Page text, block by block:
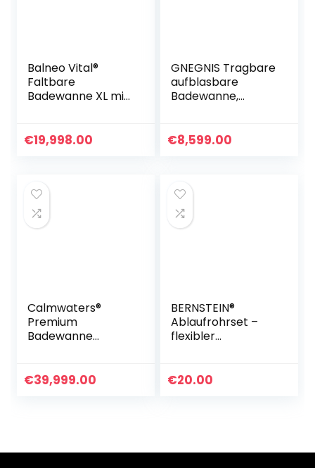
Balneo Vital®
Faltbare
Badewanne XL mit
für Erwachsene &
Badezimmer | Ihre
tragbare
klappbare
€19,998.00
GNEGNIS Tragbare
aufblasbare
Badewanne,
Sauna-Dampf-
BADEKURORT groß
– 29,5 Zoll-Blau
€8,599.00
Calmwaters®
Premium
Badewanne
Original, Made in
Körperformbadew
€39,999.00
BERNSTEIN®
Ablaufrohrset –
flexibler
freistehende
€20.00